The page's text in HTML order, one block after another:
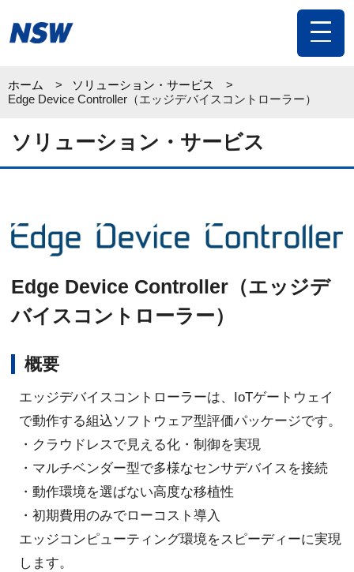
toggle
ホーム
ソリューション・サービス
Edge Device Controller（エッジデバイスコントローラー）
ソリューション・サービス
Edge Device Controller（エッジデ
バイスコントローラー）
概要
エッジデバイスコントローラーは、IoTゲートウェイ
で動作する組込ソフトウェア型評価パッケージです。
・クラウドレスで見える化・制御を実現
・マルチベンダー型で多様なセンサデバイスを接続
・動作環境を選ばない高度な移植性
・初期費用のみでローコスト導入
エッジコンピューティング環境をスピーディーに実現
します。